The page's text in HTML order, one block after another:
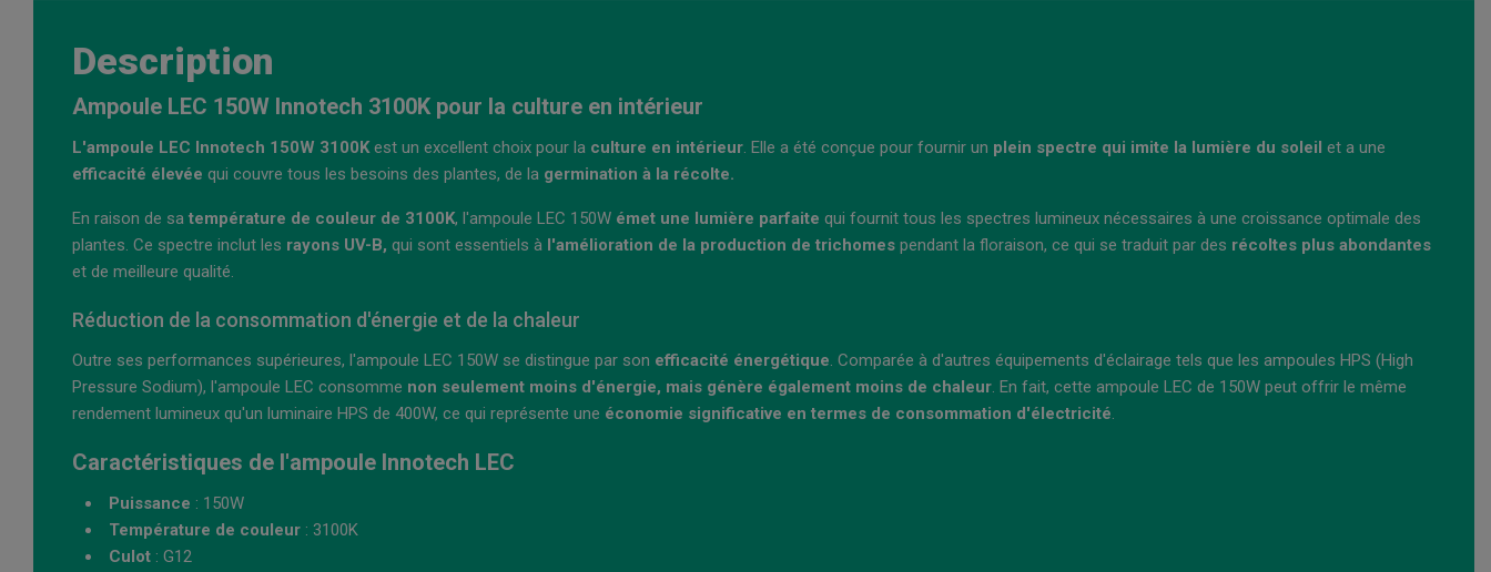
Description
Ampoule LEC 150W Innotech 3100K pour la culture en intérieur
L'ampoule LEC Innotech 150W 3100Kest un excellent choix pour la culture en intérieur. Elle a été conçue pour fournir un plein spectre qui imite la lumière du soleil et a une
efficacité élevée qui couvre tous les besoins des plantes, de la germination à la récolte.
En raison de sa température de couleur de 3100K, l'ampoule LEC 150W émet une lumière parfaite qui fournit tous les spectres lumineux nécessaires à une croissance optimale des
plantes. Ce spectre inclut les rayons UV-B, qui sont essentiels à l'amélioration de la production de trichomes pendant la floraison, ce qui se traduit par des récoltes plus abondantes
et de meilleure qualité.
Réduction de la consommation d'énergie et de la chaleur
Outre ses performances supérieures, l'ampoule LEC 150W se distingue par son efficacité énergétique. Comparée à d'autres équipements d'éclairage tels que les ampoules HPS (High
Pressure Sodium), l'ampoule LEC consomme non seulement moins d'énergie, mais génère également moins de chaleur. En fait, cette ampoule LEC de 150W peut offrir le même
rendement lumineux qu'un luminaire HPS de 400W, ce qui représente une économie significative en termes de consommation d'électricité.
Caractéristiques de l'ampoule Innotech LEC
Puissance : 150W
Température de couleur : 3100K
Culot : G12